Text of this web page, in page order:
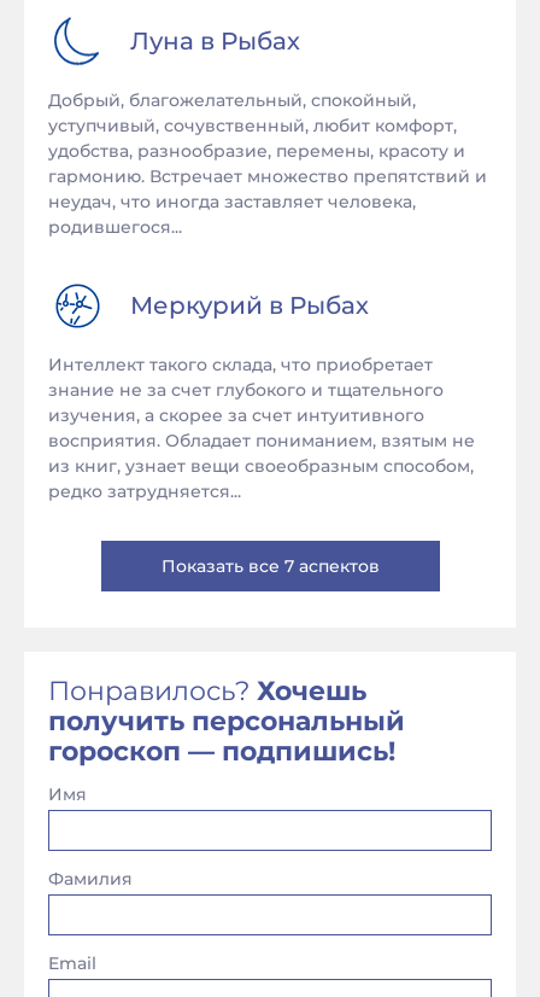
Луна в Рыбах
Добрый, благожелательный, спокойный,
уступчивый, сочувственный, любит комфорт,
удобства, разнообразие, перемены, красоту и
гармонию. Встречает множество препятствий и
неудач, что иногда заставляет человека,
родившегося...
Меркурий в Рыбах
Интеллект такого склада, что приобретает
знание не за счет глубокого и тщательного
изучения, а скорее за счет интуитивного
восприятия. Обладает пониманием, взятым не
из книг, узнает вещи своеобразным способом,
редко затрудняется...
Показать все 7 аспектов
Понравилось? Хочешь
получить персональный
гороскоп — подпишись!
Имя
Фамилия
Email